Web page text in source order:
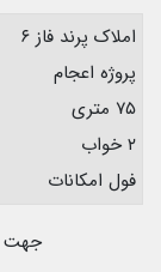
املاک پرند فاز ۶
پروژه اعجام
۷۵ متری
۲ خواب
فول امکانات
جهت